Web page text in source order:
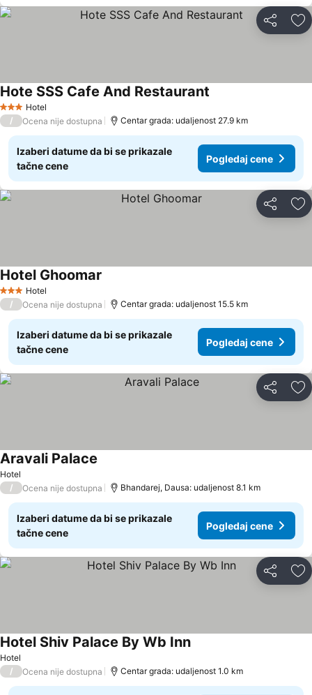
Deli
3 Zvezdice
Hotel
Hote SSS Cafe And Restaurant
/ Ocena nije dostupna Centar grada: udaljenost 27.9 km
Izaberi datume da bi se prikazale
tačne cene
Pogledaj cene
Deli
3 Zvezdice
Hotel
Hotel Ghoomar
/ Ocena nije dostupna Centar grada: udaljenost 15.5 km
Izaberi datume da bi se prikazale
tačne cene
Pogledaj cene
Deli
Hotel
Aravali Palace
/ Ocena nije dostupna Bhandarej, Dausa: udaljenost 8.1 km
Izaberi datume da bi se prikazale
tačne cene
Pogledaj cene
Deli
Hotel
Hotel Shiv Palace By Wb Inn
/ Ocena nije dostupna Centar grada: udaljenost 1.0 km